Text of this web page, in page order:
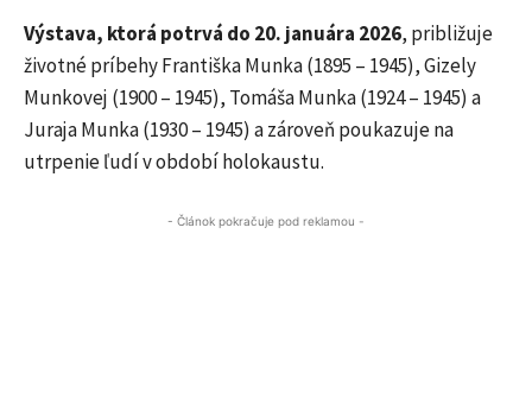
Výstava, ktorá potrvá do 20. januára 2026, približuje
životné príbehy Františka Munka (1895 – 1945), Gizely
Munkovej (1900 – 1945), Tomáša Munka (1924 – 1945) a
Juraja Munka (1930 – 1945) a zároveň poukazuje na
utrpenie ľudí v období holokaustu.
- Článok pokračuje pod reklamou -